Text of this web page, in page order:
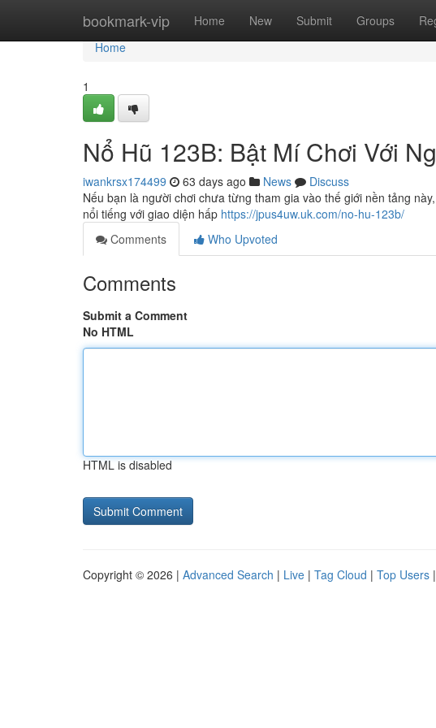
bookmark-vip Home New Submit Groups
Home
Home
1
Nổ Hũ 123B: Bật Mí Chơi Với
iwankrsx174499 63 days ago News
Discuss
Nếu bạn là người chơi chưa từng tham gia vào thế giới nền tảng
nổi tiếng với giao diện hấp https://jpus4uw.uk.com/no-hu-123b/
Comments
Who Upvoted
Comments
Submit a Comment
No HTML
HTML is disabled
Copyright © 2026 | Advanced Search | Live | Tag Cloud | Top Users